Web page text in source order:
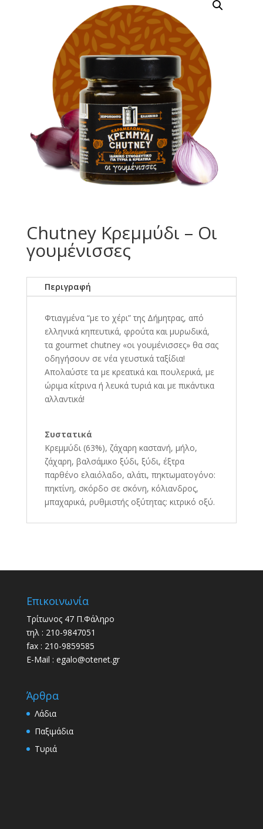
Chutney Κρεμμύδι – Οι
γουμένισσες
Περιγραφή
Φτιαγμένα “με το χέρι” της Δήμητρας, από
ελληνικά κηπευτικά, φρούτα και μυρωδικά,
τα gourmet chutney «οι γουμένισσες» θα σας
οδηγήσουν σε νέα γευστικά ταξίδια!
Απολαύστε τα με κρεατικά και πουλερικά, με
ώριμα κίτρινα ή λευκά τυριά και με πικάντικα
αλλαντικά!
Συστατικά
Κρεμμύδι (63%), ζάχαρη καστανή, μήλο,
ζάχαρη, βαλσάμικο ξύδι, ξύδι, έξτρα
παρθένο ελαιόλαδο, αλάτι, πηκτωματογόνο:
πηκτίνη, σκόρδο σε σκόνη, κόλιανδρος,
μπαχαρικά, ρυθμιστής οξύτητας: κιτρικό οξύ.
Επικοινωνία
Τρίτωνος 47 Π.Φάληρο
τηλ : 210-9847051
fax : 210-9859585
E-Mail : egalo@otenet.gr
Άρθρα
Λάδια
Παξιμάδια
Τυριά